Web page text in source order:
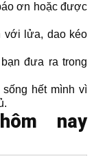
ơn hoặc được
với lửa, dao kéo
đưa ra trong
hết mình vì
nay